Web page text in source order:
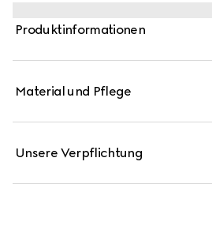
kombiniert werden.
Produktinformationen
Material und Pflege
Unsere Verpflichtung